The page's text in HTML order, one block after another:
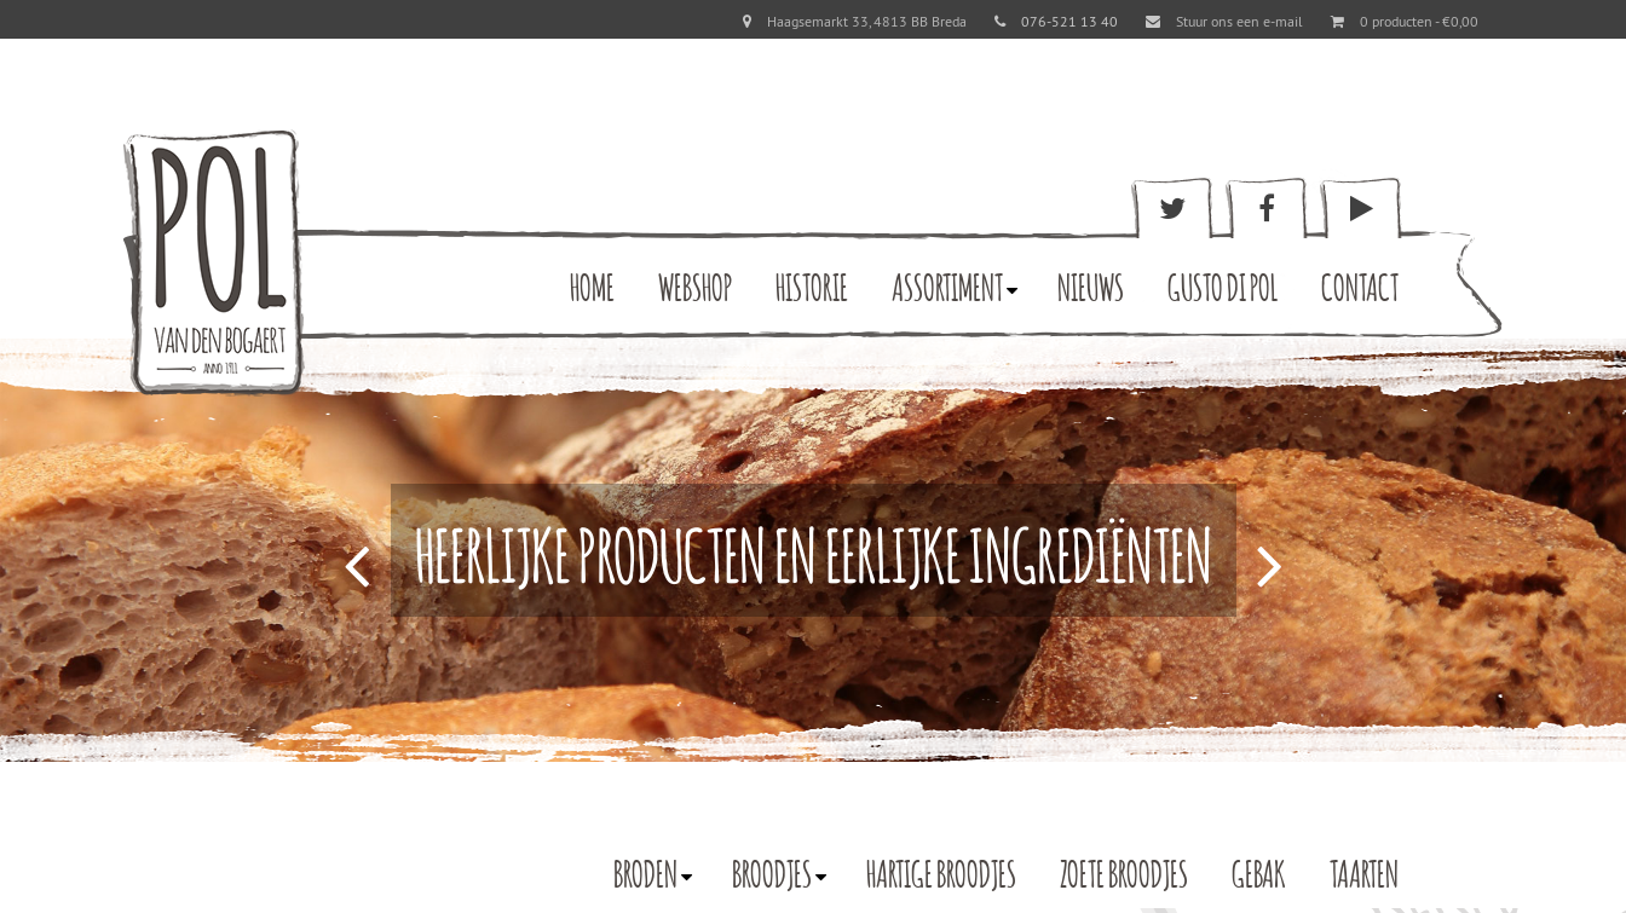
Haagsemarkt 33, 4813 BB Breda 076-521 13 40 Stuur ons een e-mail 0 producten -€0,00
HEERLIJKE PRODUCTEN EN EERLIJKE INGREDIËNTEN
HOME WEBSHOP HISTORIE ASSORTIMENT NIEUWS GUSTO DI POL CONTACT
BRODEN BROODJES HARTIGE BROODJES ZOETE BROODJES GEBAK TAARTEN